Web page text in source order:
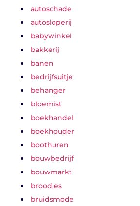
autoschade
autosloperij
babywinkel
bakkerij
banen
bedrijfsuitje
behanger
bloemist
boekhandel
boekhouder
boothuren
bouwbedrijf
bouwmarkt
broodjes
bruidsmode